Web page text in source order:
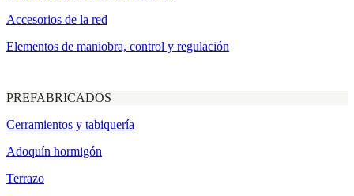
Accesorios de la red
Elementos de maniobra, control y regulación
PREFABRICADOS
Cerramientos y tabiquería
Adoquín hormigón
Terrazo